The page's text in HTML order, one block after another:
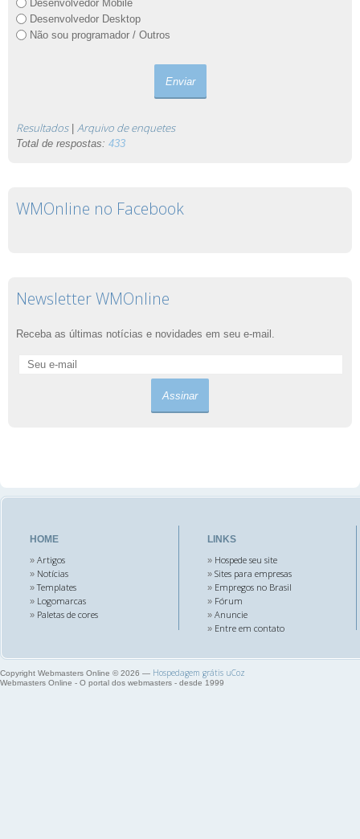
Desenvolvedor Mobile
Desenvolvedor Desktop
Não sou programador / Outros
Resultados| Arquivo de enquetes
Total de respostas: 433
WMOnline no Facebook
Newsletter WMOnline
Receba as últimas notícias e novidades em seu e-mail.
HOME
» Artigos
» Notícias
»Templates
» Logomarcas
» Paletas de cores
LINKS
» Hospede seu site
» Sites para empresas
» Empregos no Brasil
» Fórum
» Anuncie
» Entre em contato
Copyright Webmasters Online © 2026 — Hospedagem grátis uCoz
Webmasters Online - O portal dos webmasters - desde 1999